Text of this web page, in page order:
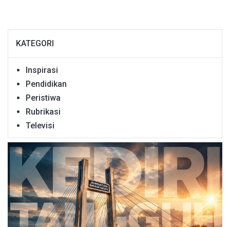
KATEGORI
Inspirasi
Pendidikan
Peristiwa
Rubrikasi
Televisi